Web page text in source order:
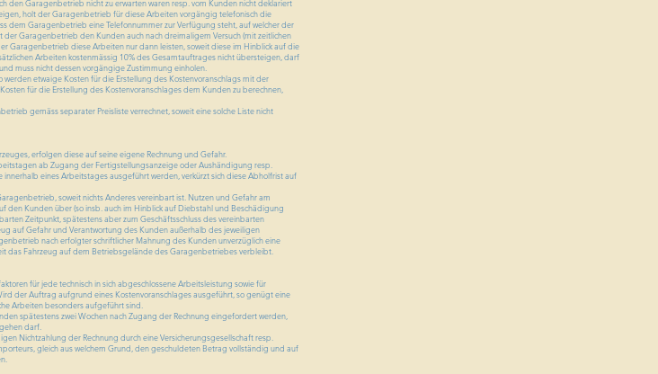
den Garagenbetrieb nicht zu erwarten waren resp. vom Kunden nicht deklariert
holt der Garagenbetrieb für diese Arbeiten vorgängig telefonisch die
dem Garagenbetrieb eine Telefonnummer zur Verfügung steht, auf welcher der
Garagenbetrieb den Kunden auch nach dreimaligem Versuch (mit zeitlichen
Garagenbetrieb diese Arbeiten nur dann leisten, soweit diese im Hinblick auf die
Arbeiten kostenmässig 10% des Gesamtauftrages nicht übersteigen, darf
muss nicht dessen vorgängige Zustimmung einholen.
etwaige Kosten für die Erstellung des Kostenvoranschlags mit der
für die Erstellung des Kostenvoranschlages dem Kunden zu berechnen,
gemäss separater Preisliste verrechnet, soweit eine solche Liste nicht
erfolgen diese auf seine eigene Rechnung und Gefahr.
ab Zugang der Fertigstellungsanzeige oder Aushändigung resp.
eines Arbeitstages ausgeführt werden, verkürzt sich diese Abholfrist auf
soweit nichts Anderes vereinbart ist. Nutzen und Gefahr am
den Kunden über (so insb. auch im Hinblick auf Diebstahl und Beschädigung
Zeitpunkt, spätestens aber zum Geschäftsschluss des vereinbarten
auf Gefahr und Verantwortung des Kunden außerhalb des jeweiligen
nach erfolgter schriftlicher Mahnung des Kunden unverzüglich eine
das Fahrzeug auf dem Betriebsgelände des Garagenbetriebes verbleibt.
für jede technisch in sich abgeschlossene Arbeitsleistung sowie für
der Auftrag aufgrund eines Kostenvoranschlages ausgeführt, so genügt eine
Arbeiten besonders aufgeführt sind.
spätestens zwei Wochen nach Zugang der Rechnung eingefordert werden,
darf.
Nichtzahlung der Rechnung durch eine Versicherungsgesellschaft resp.
gleich aus welchem Grund, den geschuldeten Betrag vollständig und auf